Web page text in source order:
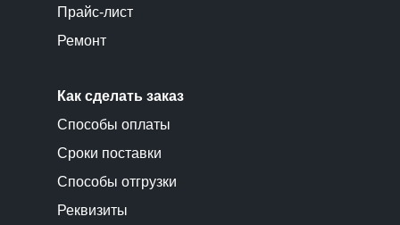
Прайс-лист
Ремонт
Как сделать заказ
Способы оплаты
Сроки поставки
Способы отгрузки
Реквизиты